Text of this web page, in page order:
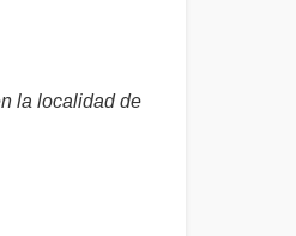
la localidad de